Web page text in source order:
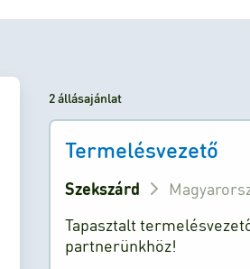
2 állásajánlat
Termelésvezető
Szekszárd
Tapasztalt
partnerünkhöz!